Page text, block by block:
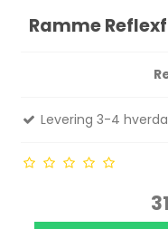
Ramme
Levering 3-4